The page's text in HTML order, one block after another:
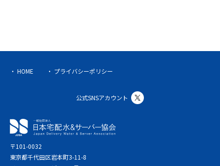
HOME プライバシーポリシー
公式SNSアカウント
〒101-0032
東京都千代田区岩本町3-11-8